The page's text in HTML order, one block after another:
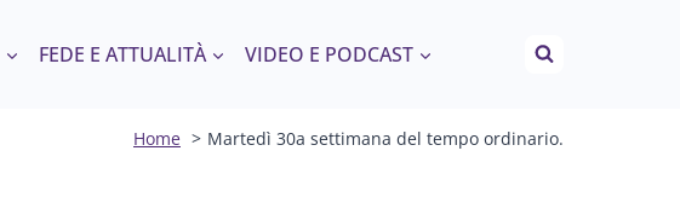
FEDE E ATTUALITÀ VIDEO E PODCAST
Home Martedì 30a settimana del tempo ordinario.